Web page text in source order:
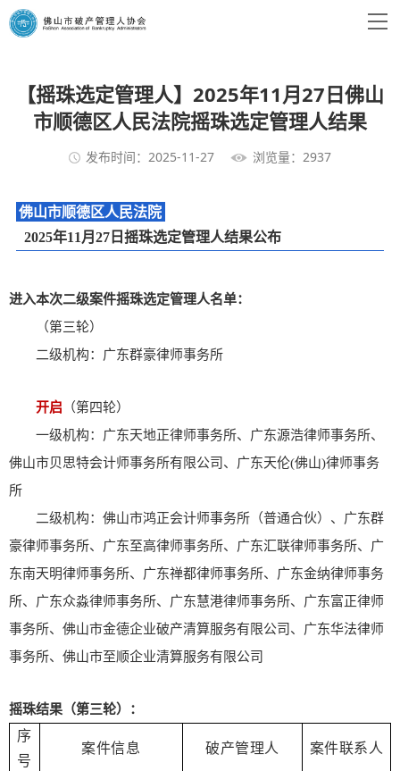
【摇珠选定管理人】2025年11月27日佛山
市顺德区人民法院摇珠选定管理人结果
发布时间：2025-11-27 浏览量：2937
佛山市顺德区人民法院
2025年11月27日摇珠选定管理人结果公布
进入本次二级案件摇珠选定管理人名单：
（第三轮）
二级机构：广东群豪律师事务所
开启 （第四轮）
一级机构：广东天地正律师事务所、广东源浩律师事务所、
佛山市贝思特会计师事务所有限公司、广东天伦(佛山)律师事务
所
二级机构：佛山市鸿正会计师事务所（普通合伙）、广东群
豪律师事务所、广东至高律师事务所、广东汇联律师事务所、广
东南天明律师事务所、广东禅都律师事务所、广东金纳律师事务
所、广东众淼律师事务所、广东慧港律师事务所、广东富正律师
事务所、佛山市金德企业破产清算服务有限公司、广东华法律师
事务所、佛山市至顺企业清算服务有限公司
摇珠结果（第三轮）：
序
号
案件信息 破产管理人 案件联系人